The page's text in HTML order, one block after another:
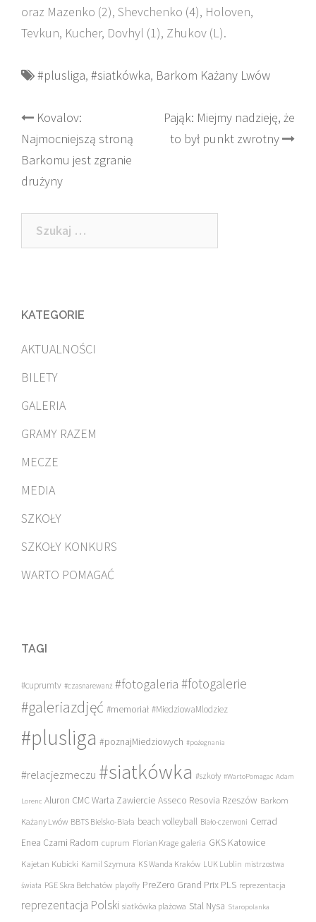
oraz Mazenko (2), Shevchenko (4), Holoven,
Tevkun, Kucher, Dovhyl (1), Zhukov (L).
#plusliga, #siatkówka, Barkom Każany Lwów
Post
navigation
Kovalov:
Najmocniejszą stroną
Barkomu jest zgranie
drużyny
Pająk: Miejmy nadzieję, że
to był punkt zwrotny
Szukaj:
KATEGORIE
AKTUALNOŚCI
BILETY
GALERIA
GRAMY RAZEM
MECZE
MEDIA
SZKOŁY
SZKOŁY KONKURS
WARTO POMAGAĆ
TAGI
#cuprumtv #czasnarewanż #fotogaleria #fotogalerie
#galeriazdjęć #memoriał #MiedziowaMlodziez
#plusliga #poznajMiedziowych #pożegnania
#relacjezmeczu #siatkówka #szkoły #WartoPomagac Adam
Lorenc Aluron CMC Warta Zawiercie Asseco Resovia Rzeszów Barkom
Każany Lwów BBTS Bielsko-Biała beach volleyball Biało-czerwoni Cerrad
Enea Czarni Radom cuprum Florian Krage galeria GKS Katowice
Kajetan Kubicki Kamil Szymura KS Wanda Kraków LUK Lublin mistrzostwa
świata PGE Skra Bełchatów playoffy PreZero Grand Prix PLS reprezentacja
reprezentacja Polski siatkówka plażowa Stal Nysa Staropolanka